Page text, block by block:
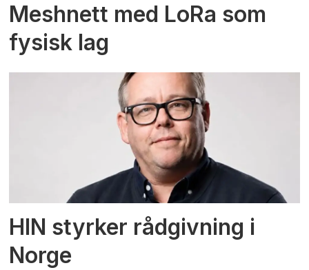
Meshnett med LoRa som
fysisk lag
HIN styrker rådgivning i
Norge